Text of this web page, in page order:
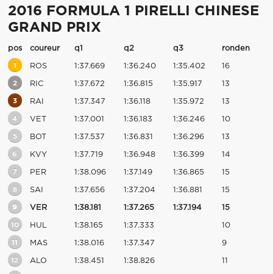
2016 FORMULA 1 PIRELLI CHINESE
GRAND PRIX
pos coureur q1 q2 q3 ronden
1 ROS 1:37.669 1:36.240 1:35.402 16
2 RIC 1:37.672 1:36.815 1:35.917 13
3 RAI 1:37.347 1:36.118 1:35.972 13
4 VET 1:37.001 1:36.183 1:36.246 10
5 BOT 1:37.537 1:36.831 1:36.296 13
6 KVY 1:37.719 1:36.948 1:36.399 14
7 PER 1:38.096 1:37.149 1:36.865 15
8 SAI 1:37.656 1:37.204 1:36.881 15
9 VER 1:38.181 1:37.265 1:37.194 15
10 HUL 1:38.165 1:37.333 10
11 MAS 1:38.016 1:37.347 9
12 ALO 1:38.451 1:38.826 11